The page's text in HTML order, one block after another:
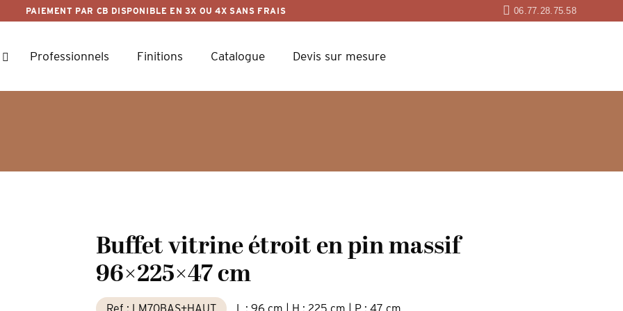
PAIEMENT PAR CB DISPONIBLE EN 3X OU 4X SANS FRAIS 06.77.28.75.58
Professionnels Finitions Catalogue Devis sur mesure
Buffet vitrine étroit en pin massif
96×225×47 cm